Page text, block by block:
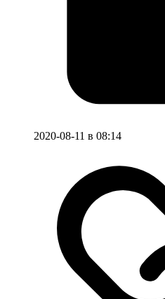
2020-08-11 в 08:14